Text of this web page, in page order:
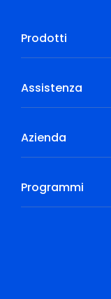
Prodotti
Assistenza
Azienda
Programmi